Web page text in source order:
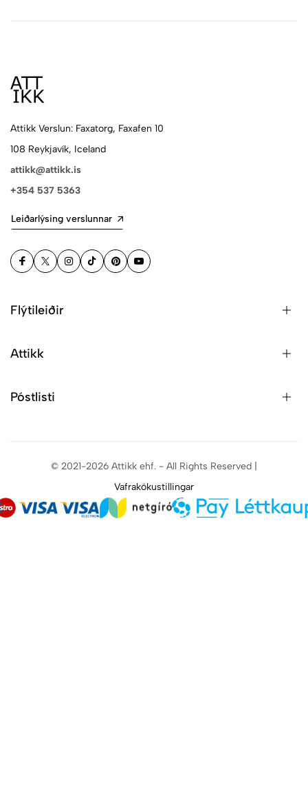
Attikk Verslun: Faxatorg, Faxafen 10
108 Reykjavík, Iceland
attikk@attikk.is
+354 537 5363
Leiðarlýsing verslunnar
Flýtileiðir
Attikk
Póstlisti
© 2021-2026 Attikk ehf. - All Rights Reserved |
Vafrakökustillingar